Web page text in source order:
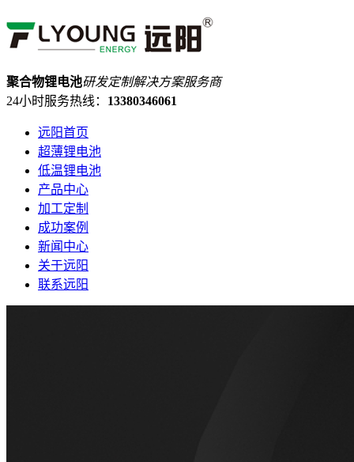
聚合物锂电池研发定制解决方案服务商
24小时服务热线： 13380346061
远阳首页
超薄锂电池
低温锂电池
产品中心
加工定制
成功案例
新闻中心
关于远阳
联系远阳